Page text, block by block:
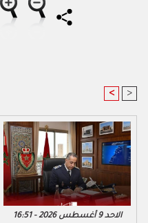
< >
الاحد 9 أغسطس 2026 - 16:51